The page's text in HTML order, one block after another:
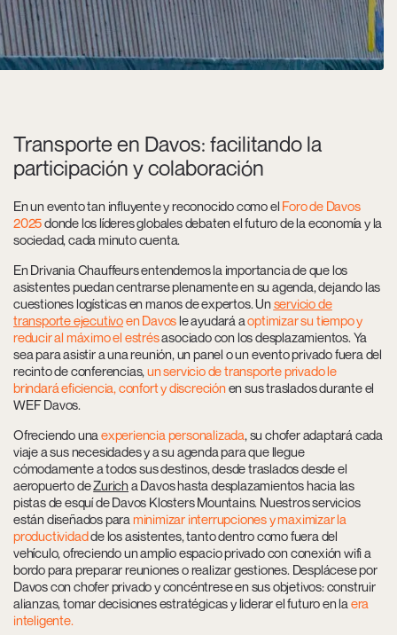
Transporte en Davos: facilitando la
participación y colaboración
En un evento tan influyente y reconocido como el Foro de Davos
2025donde los líderes globales debaten el futuro de la economía y la
sociedad, cada minuto cuenta.
En Drivania Chauffeursentendemos la importancia de que los
asistentes puedan centrarse plenamente en su agenda, dejando las
cuestiones logísticas en manos de expertos. Unservicio de
transporte ejecutivoen Davosle ayudará aoptimizar su tiempo y
reducir al máximo el estrésasociado con los desplazamientos. Ya
sea para asistir a una reunión, un panel o un evento privado fuera del
recinto de conferencias,un servicio de transporte privado le
brindará eficiencia, confort y discreciónen sus traslados durante el
WEF Davos.
Ofreciendo unaexperiencia personalizada, su chofer adaptará cada
viaje a sus necesidades y a su agenda para que llegue
cómodamente a todos sus destinos, desde traslados desde el
aeropuerto deZuricha Davos hasta desplazamientos hacia las
pistas de esquíde Davos Klosters Mountains. Nuestros servicios
están diseñados para minimizar interrupciones y maximizar la
productividadde los asistentes, tanto dentro como fuera del
vehículo, ofreciendo un amplio espacio privado con conexión wifi a
bordo para preparar reuniones o realizar gestiones. Desplácese por
Davos con chofer privado y concéntrese en sus objetivos: construir
alianzas, tomar decisiones estratégicas y liderar el futuro en la era
inteligente.